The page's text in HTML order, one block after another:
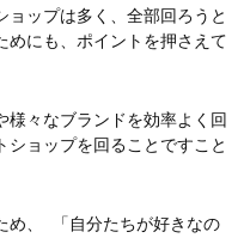
ップは多く、全部回ろうと
めにも、ポイントを押さえて
様々なブランドを効率よく回
ショップを回ることですこと
め、 「自分たちが好きなの